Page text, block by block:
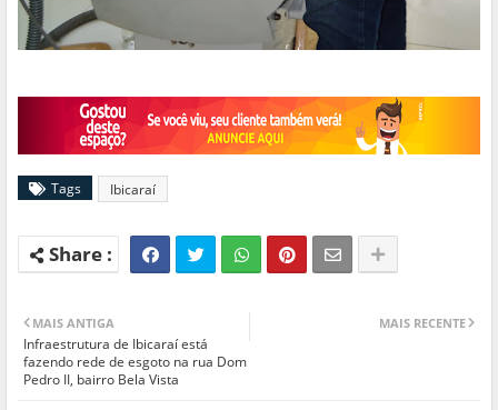
Tags Ibicaraí
MAIS RECENTE
MAIS ANTIGA
Infraestrutura de Ibicaraí está
fazendo rede de esgoto na rua Dom
Pedro II, bairro Bela Vista